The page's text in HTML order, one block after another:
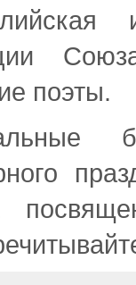
поэты.